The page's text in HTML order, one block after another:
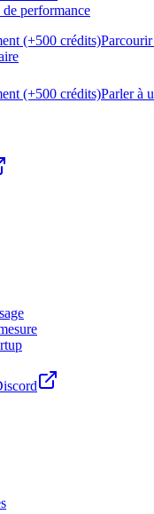
performance
(+500 crédits)
(+500 crédits)Parler à